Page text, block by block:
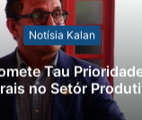
Notísia Kalan
Tau
no Setór